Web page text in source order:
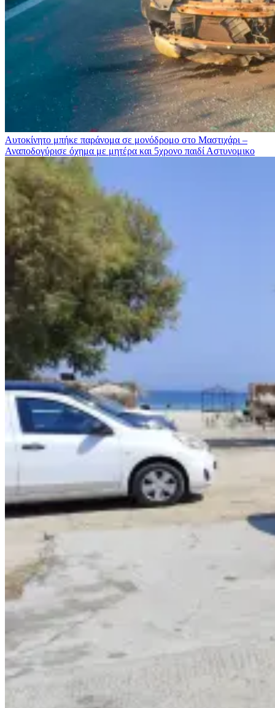
Αυτοκίνητο μπήκε παράνομα σε μονόδρομο στο Μαστιχάρι –
Αναποδογύρισε όχημα με μητέρα και 5χρονο παιδί Αστυνομικο